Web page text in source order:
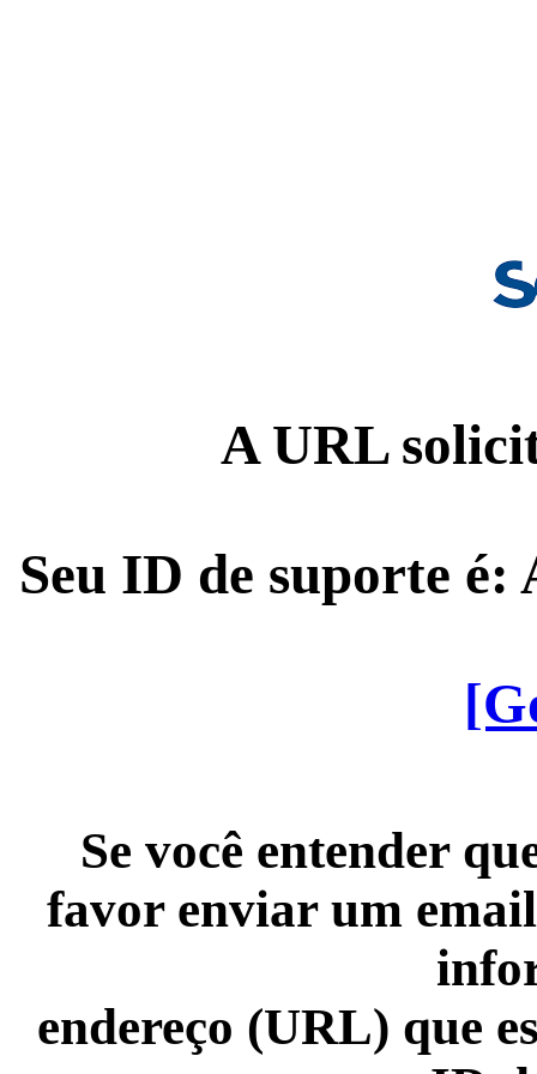
A URL
Seu ID de suporte é:
Se você entender
favor enviar um
endereço (URL) que